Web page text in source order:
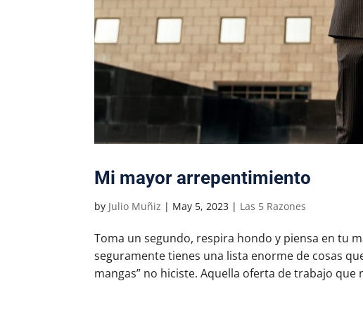
Mi mayor arrepentimiento
by Julio Muñiz | May 5, 2023 | Las 5 Razones
Toma un segundo, respira hondo y piensa en tu
seguramente tienes una lista enorme de cosas
mangas” no hiciste. Aquella oferta de trabajo que